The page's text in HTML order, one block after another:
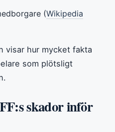
(Wikipedia
visar hur mycket fakta
som plötsligt
skador inför